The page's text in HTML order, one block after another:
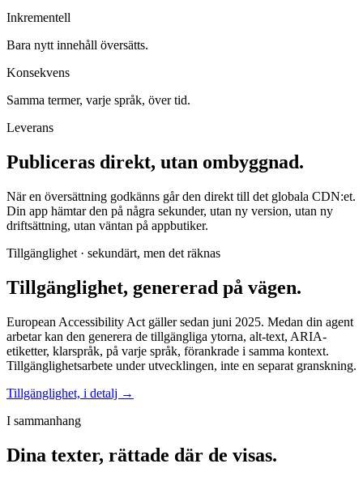
Inkrementell
Bara nytt innehåll översätts.
Konsekvens
Samma termer, varje språk, över tid.
Leverans
Publiceras direkt, utan ombyggnad.
När en översättning godkänns går den direkt till det globala CDN:et.
Din app hämtar den på några sekunder, utan ny version, utan ny
driftsättning, utan väntan på appbutiker.
Tillgänglighet · sekundärt, men det räknas
Tillgänglighet, genererad på vägen.
European Accessibility Act gäller sedan juni 2025. Medan din agent
arbetar kan den generera de tillgängliga ytorna, alt-text, ARIA-
etiketter, klarspråk, på varje språk, förankrade i samma kontext.
Tillgänglighetsarbete under utvecklingen, inte en separat granskning.
Tillgänglighet, i detalj →
I sammanhang
Dina texter, rättade där de visas.